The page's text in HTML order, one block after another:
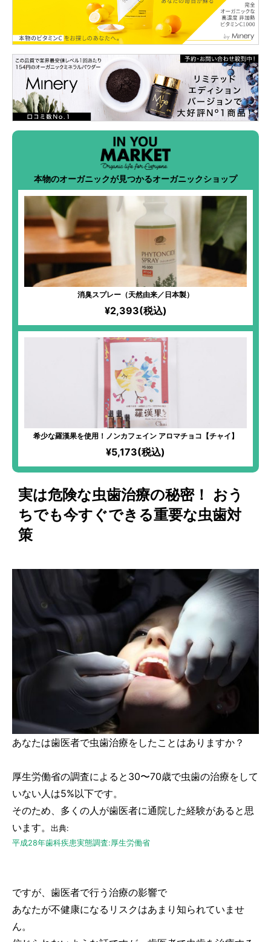
本物のオーガニックが見つかるオーガニックショップ
消臭スプレー（天然由来／日本製）
¥2,393(税込)
希少な羅漢果を使用！ノンカフェイン アロマチョコ【チャイ】
¥5,173(税込)
実は危険な虫歯治療の秘密！ おう
ちでも今すぐできる重要な虫歯対
策
あなたは歯医者で虫歯治療をしたことはありますか？
厚生労働省の調査によると30〜70歳で虫歯の治療をして
いない人は5%以下です。
そのため、多くの人が歯医者に通院した経験があると思
います。
出典:
平成28年歯科疾患実態調査:厚生労働省
ですが、歯医者で行う治療の影響で
あなたが不健康になるリスクはあまり知られていませ
ん。